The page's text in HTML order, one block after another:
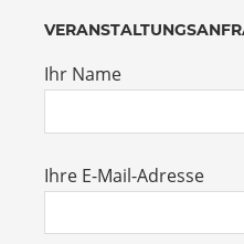
Ihr Name
Ihre E-Mail-Adresse